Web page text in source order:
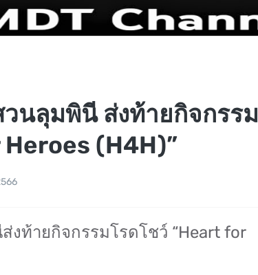
นลุมพินี ส่งท้ายกิจกรรม
(H4H)”
ท้ายกิจกรรมโรดโชว์ “Heart for